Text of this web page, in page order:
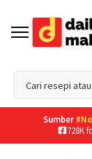
Sumber
728K